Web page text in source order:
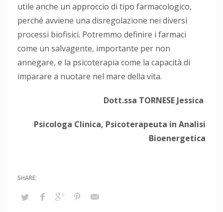
utile anche un approccio di tipo farmacologico,
perché avviene una disregolazione nei diversi
processi biofisici. Potremmo definire i farmaci
come un salvagente, importante per non
annegare, e la psicoterapia come la capacità di
imparare a nuotare nel mare della vita.
Dott.ssa TORNESE Jessica
Psicologa Clinica, Psicoterapeuta in Analisi
Bioenergetica